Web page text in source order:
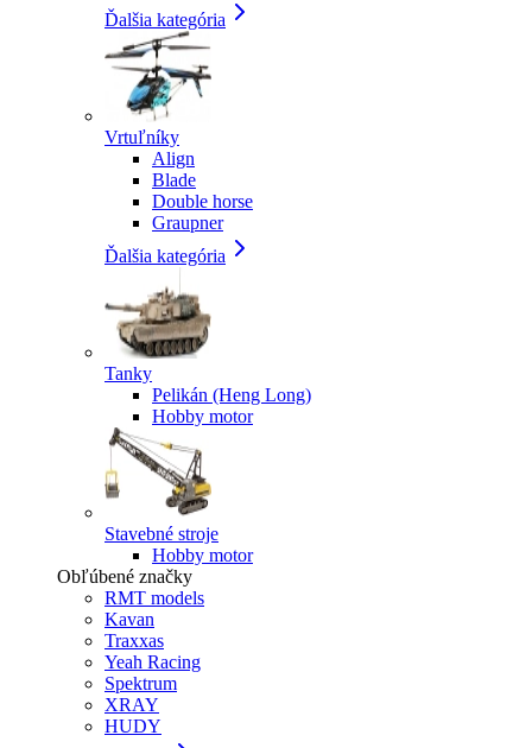
Ďalšia kategória
Vrtuľníky
Align
Blade
Double horse
Graupner
Ďalšia kategória
Tanky
Pelikán (Heng Long)
Hobby motor
Stavebné stroje
Hobby motor
Obľúbené značky
RMT models
Kavan
Traxxas
Yeah Racing
Spektrum
XRAY
HUDY